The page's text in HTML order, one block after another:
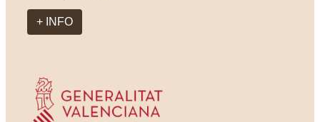
+ INFO